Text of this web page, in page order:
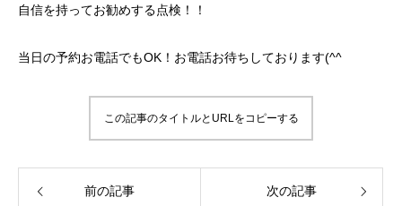
自信を持ってお勧めする点検！！
当日の予約お電話でもOK！お電話お待ちしております(^^
この記事のタイトルとURLをコピーする
前の記事 次の記事